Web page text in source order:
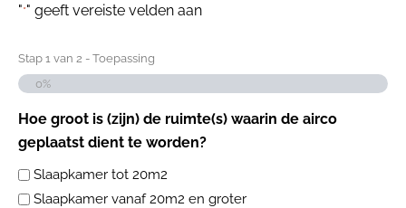
"*" geeft vereiste velden aan
Stap 1 van 2 - Toepassing
0%
Hoe groot is (zijn) de ruimte(s) waarin de airco
geplaatst dient te worden?
Slaapkamer tot 20m2
Slaapkamer vanaf 20m2 en groter